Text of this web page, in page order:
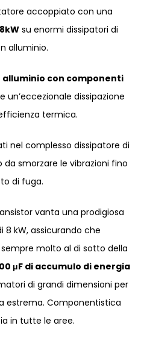
accoppiato con una
su enormi dissipatori di
alluminio.
con componenti
un’eccezionale dissipazione
termica.
nel complesso dissipatore di
smorzare le vibrazioni fino
di fuga.
vanta una prodigiosa
8 kW, assicurando che
molto al di sotto della
μF di accumulo di energia
di grandi dimensioni per
estrema. Componentistica
in tutte le aree.